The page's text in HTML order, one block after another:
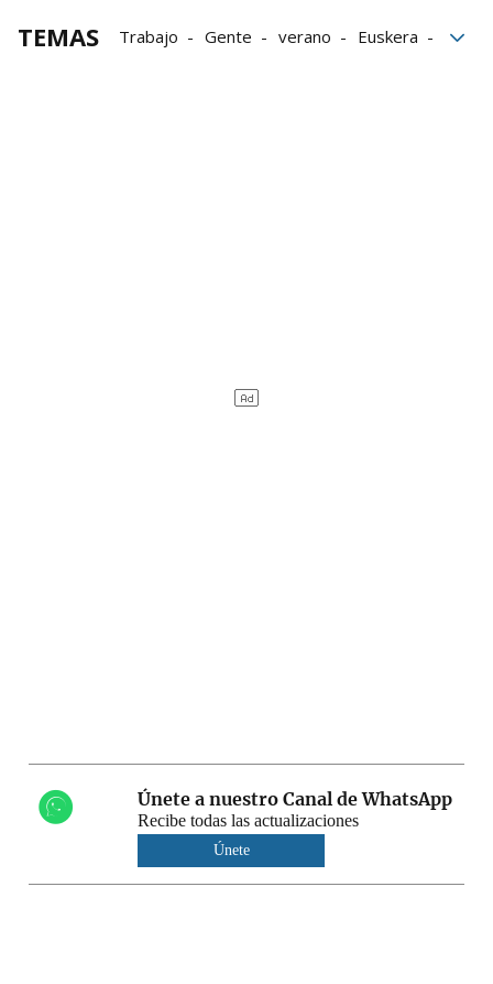
TEMAS Trabajo Gente verano
Euskera
Únete a nuestro Canal de WhatsApp
Recibe todas las actualizaciones
Únete